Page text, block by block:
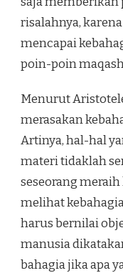
risalahnya,
mencapai
poin-poin
Menurut
merasakan
Artinya, hal-hal
materi tidaklah
seseorang
melihat
harus bernilai
manusia
bahagia jika apa